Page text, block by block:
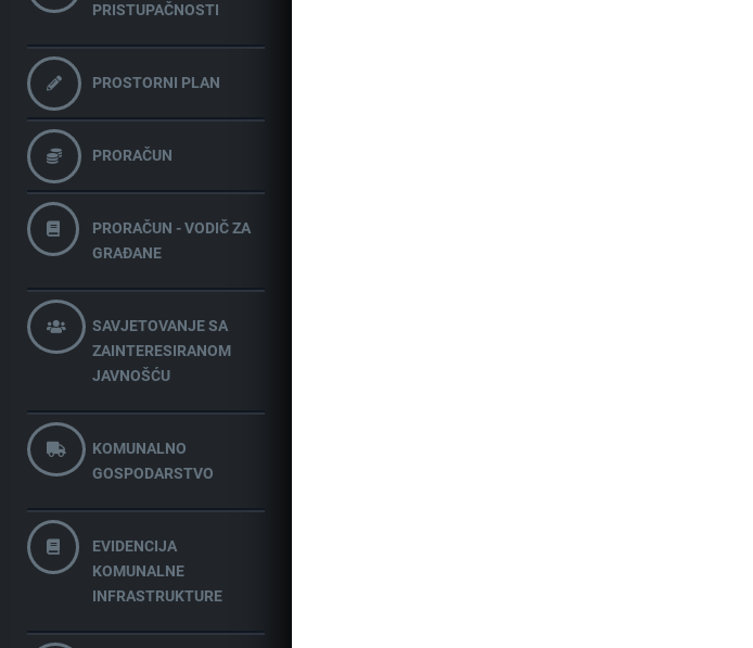
PRISTUPAČNOSTI
PROSTORNI PLAN
PRORAČUN
PRORAČUN - VODIČ ZA
GRAĐANE
SAVJETOVANJE SA
ZAINTERESIRANOM
JAVNOŠĆU
KOMUNALNO
GOSPODARSTVO
EVIDENCIJA
KOMUNALNE
INFRASTRUKTURE